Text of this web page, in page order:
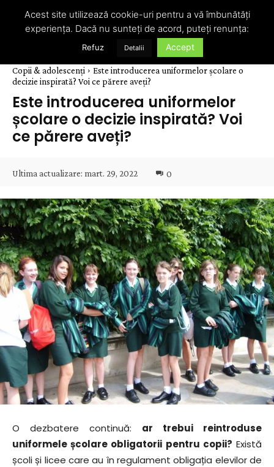
Copii & adolescenți
Este introducerea uniformelor școlare o
decizie inspirată? Voi ce părere aveți?
Este introducerea uniformelor
școlare o decizie inspirată? Voi
ce părere aveți?
Ultima actualizare: mart. 29, 2022 0
O dezbatere continuă: ar trebui reintroduse
uniformele școlare obligatorii pentru copii? Există
școli și licee care au în regulament obligația elevilor de
Acest site utilizează cookie-uri pentru a vă îmbunătăți
experiența. Dacă nu sunteți de acord, puteți renunța:
Refuz Detalii Accept